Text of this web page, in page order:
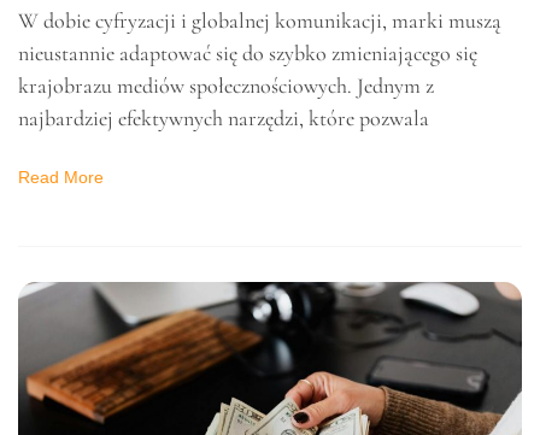
Real-time marketing:
Klucz do sukcesu w
erze mediów
społecznościowych
W dobie cyfryzacji i globalnej komunikacji, marki muszą
nieustannie adaptować się do szybko zmieniającego się
krajobrazu mediów społecznościowych. Jednym z
najbardziej efektywnych narzędzi, które pozwala